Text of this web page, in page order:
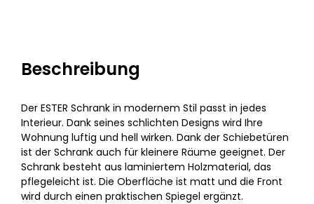
Beschreibung
Der ESTER Schrank in modernem Stil passt in jedes
Interieur. Dank seines schlichten Designs wird Ihre
Wohnung luftig und hell wirken. Dank der Schiebetüren
ist der Schrank auch für kleinere Räume geeignet. Der
Schrank besteht aus laminiertem Holzmaterial, das
pflegeleicht ist. Die Oberfläche ist matt und die Front
wird durch einen praktischen Spiegel ergänzt.